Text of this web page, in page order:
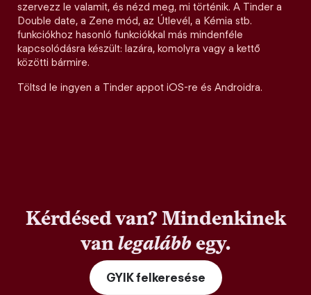
szervezz le valamit, és nézd meg, mi történik. A Tinder a
Double date, a Zene mód, az Útlevél, a Kémia stb.
funkciókhoz hasonló funkciókkal más mindenféle
kapcsolódásra készült: lazára, komolyra vagy a kettő
közötti bármire.
Töltsd le ingyen a Tinder appot iOS-re és Androidra.
Kérdésed van? Mindenkinek
vanlegalábbegy.
GYIK felkeresése